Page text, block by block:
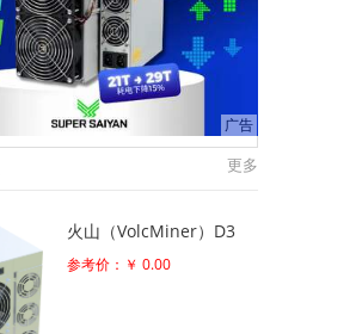
更多
火山（VolcMiner）D3
参考价：￥ 0.00